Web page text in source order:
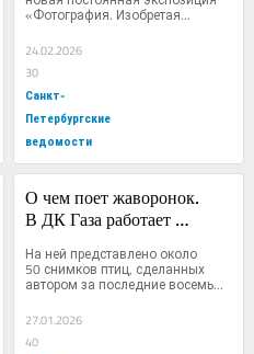
«Фотография. Изобретая...
24.02.2026
30
Санкт-
Петербургские
ведомости
О чем поет жаворонок.
В ДК Газа работает
Ирины Кондратьевой
«Неба жители»
На ней представлено около
50 снимков птиц, сделанных
автором за последние восемь...
27.01.2026
40